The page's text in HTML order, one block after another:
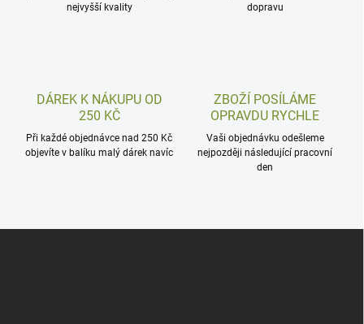
nejvyšší kvality
dopravu
DÁREK K NÁKUPU OD
250 KČ
Při každé objednávce nad 250 Kč
objevíte v balíku malý dárek navíc
ZBOŽÍ POSÍLÁME
OPRAVDU RYCHLE
Vaši objednávku odešleme
nejpozději následující pracovní
den